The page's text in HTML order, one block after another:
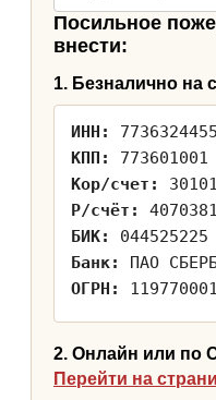
Посильное
внести:
1. Безналично на
ИНН:
7736324455
КПП:
773601001
Кор/счет:
Р/счёт:
БИК:
044525225
Банк:
ПАО
ОГРН:
2. Онлайн или по
Перейти на